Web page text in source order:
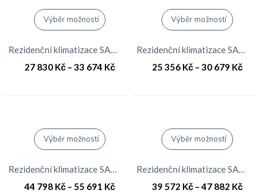
Výběr možností
Rezidenční klimatizace SAMSUNG RAC AR12KSPDBWKNEU Split SET 3,5W AR7000
27 830 Kč– 33 674 Kč
Výběr možností
Rezidenční klimatizace SAMSUNG RAC AR12KSWSBWKNZE Split SET 3,5kW AR5000
25 356 Kč –30 679 Kč
Výběr možností
Rezidenční klimatizace SAMSUNG RAC AR18KSPDBWKNEU Split SET 5,2W AR7000
44 798 Kč– 55 691 Kč
Výběr možností
Rezidenční klimatizace SAMSUNG RAC AR18KSWSBWKNZE Split SET 5,2kW AR5000
39 572 Kč –47 882 Kč